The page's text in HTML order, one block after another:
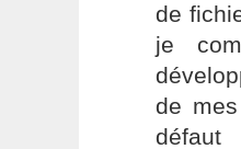
de
je
de